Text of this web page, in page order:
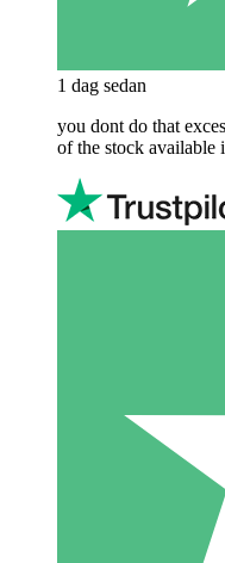
1 dag sedan
you dont do that
of the stock available